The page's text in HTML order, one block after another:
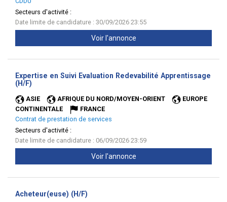
Secteurs d'activité :
Date limite de candidature : 30/09/2026 23:55
Voir l'annonce
Expertise en Suivi Evaluation Redevabilité Apprentissage
(H/F)
ASIE AFRIQUE DU NORD/MOYEN-ORIENT
EUROPE
CONTINENTALE
FRANCE
Contrat de prestation de services
Secteurs d'activité :
Date limite de candidature : 06/09/2026 23:59
Voir l'annonce
Acheteur(euse) (H/F)